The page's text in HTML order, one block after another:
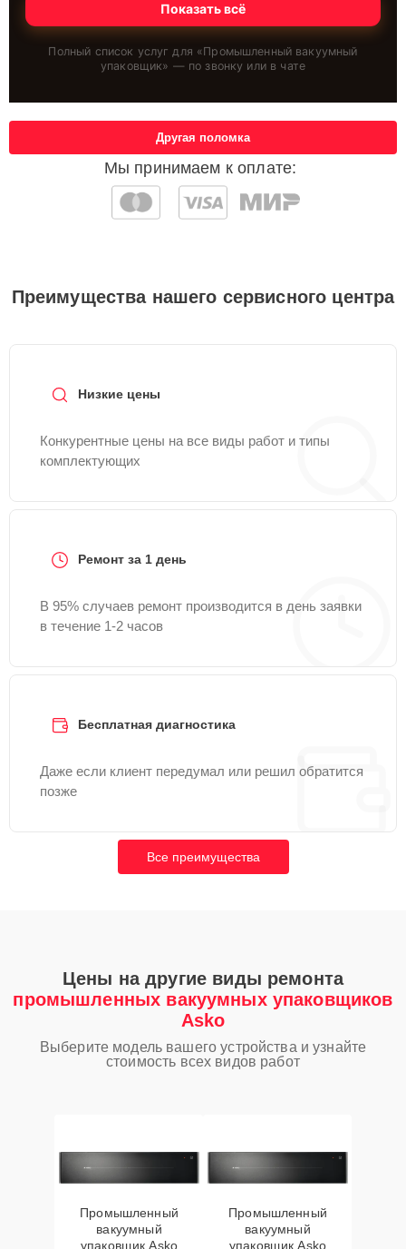
Показать всё
Полный список услуг для «Промышленный вакуумный
упаковщик» — по звонку или в чате
Мы принимаем к оплате:
Другая поломка
Преимущества нашего сервисного центра
Низкие цены
Конкурентные цены на все виды работ и типы
комплектующих
Ремонт за 1 день
В 95% случаев ремонт производится в день заявки
в течение 1-2 часов
Бесплатная диагностика
Даже если клиент передумал или решил обратится
позже
Все преимущества
Цены на другие виды ремонта
промышленных вакуумных упаковщиков
Asko
Выберите модель вашего устройства и узнайте
стоимость всех видов работ
Промышленный
вакуумный
упаковщик Asko
Промышленный
вакуумный
упаковщик Asko